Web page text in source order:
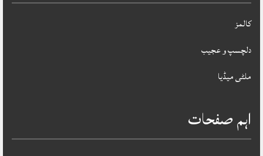
کالمز
دلچسپ و عجیب
ملٹی میڈیا
اہم صفحات